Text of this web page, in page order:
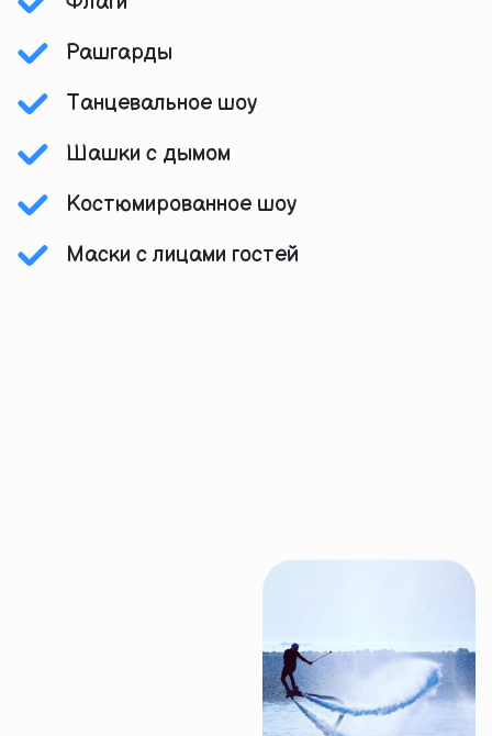
Рашгарды
Танцевальное шоу
Шашки с дымом
Костюмированное шоу
Маски с лицами гостей